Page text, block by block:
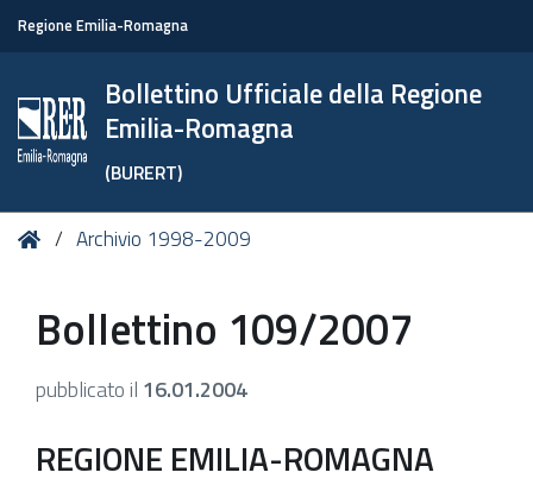
Regione Emilia-Romagna
Bollettino Ufficiale della Regione
Emilia-Romagna
(BURERT)
Tu HomeArchivio 1998-2009
Bollettino 109/2007
pubblicato il 16.01.2004
REGIONE EMILIA-ROMAGNA